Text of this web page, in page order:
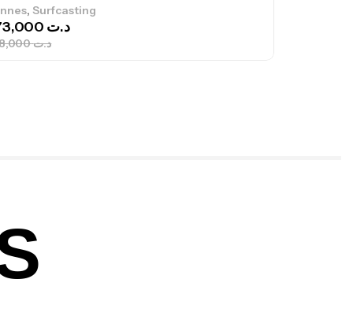
, Jigging
د.ت379,000
د.ت340,000
3 Branches Inox T26S/35
bateau